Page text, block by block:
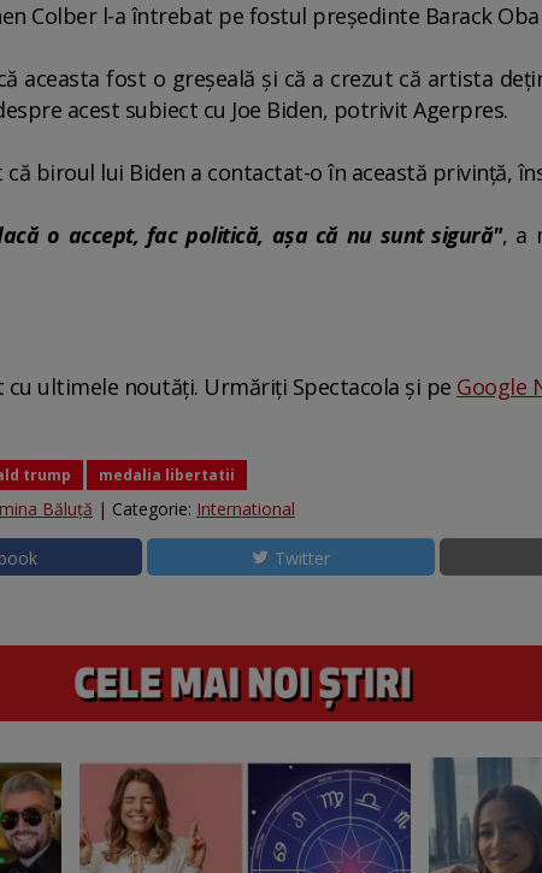
Colber l-a întrebat pe fostul preşedinte Barack
aceasta fost o greşeală şi că a crezut că artista
acest subiect cu Joe Biden, potrivit Agerpres.
biroul lui Biden a contactat-o în această privinţă,
o accept, fac politică, aşa că nu sunt sigură", a
cu ultimele noutăți. Urmăriți Spectacola și pe Google
trump medalia libertatii
Băluță | Categorie: International
Twitter